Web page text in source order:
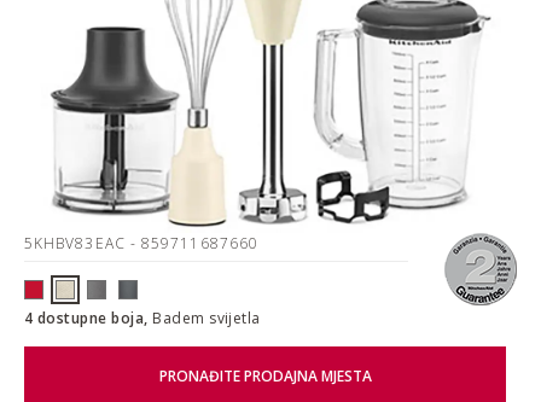
5KHBV83EAC - 859711687660
4 dostupne boja, Badem svijetla
PRONAĐITE PRODAJNA MJESTA